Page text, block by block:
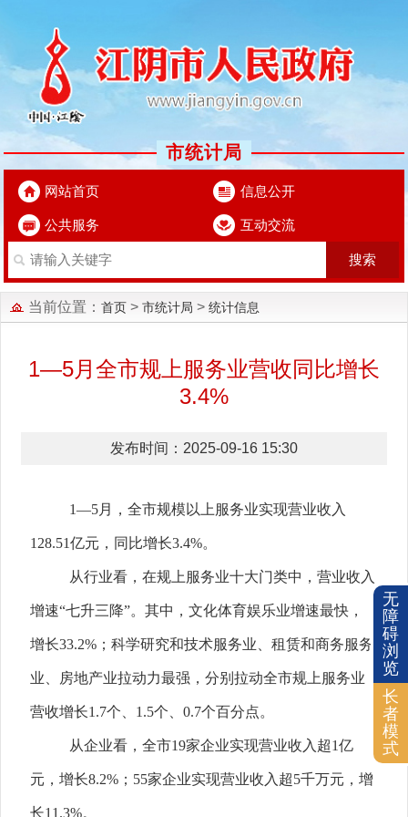
市统计局
网站首页 信息公开
公共服务 互动交流
当前位置： 首页 > 市统计局 > 统计信息
1—5月全市规上服务业营收同比增长
3.4%
发布时间：2025-09-16 15:30
1—5月，全市规模以上服务业实现营业收入
128.51亿元，同比增长3.4%。
从行业看，在规上服务业十大门类中，营业收入
增速“七升三降”。其中，文化体育娱乐业增速最快，
增长33.2% ；科学研究和技术服务业、租赁和商务服务
业、房地产业拉动力最强，分别拉动全市规上服务业
营收增长1.7个、 1.5个、0.7个百分点。
从企业看，全市19家企业实现营业收入超1亿
元，增长8.2% ； 55家企业实现营业收入超5千万元，增
长11.3%。
无
障
碍
浏
览
长
者
模
式